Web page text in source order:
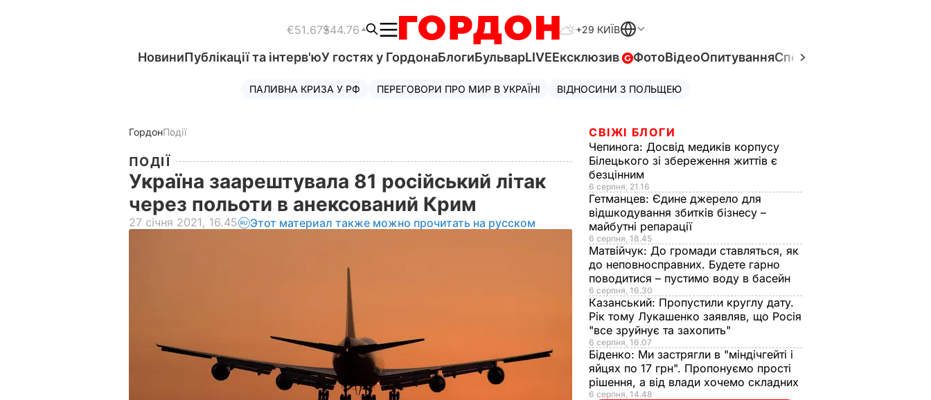
€51.67$44.76 +29 КИЇВ
НовиниПублікації та інтерв'юУ гостях у ГордонаБлогиБульварLIVEЕксклюзив ФотоВідеоОпитуванняСпецпроєкти
ПАЛИВНА КРИЗА У РФ ПЕРЕГОВОРИ ПРО МИР В УКРАЇНІ ВІДНОСИНИ З ПОЛЬЩЕЮ
ГордонПодії
ПОДІЇ
Україна заарештувала 81 російський літак
через польоти в анексований Крим
27 січня 2021, 16.45 Этот материал также можно прочитать на русском
СВІЖІ БЛОГИ
Чепинога: Досвід медиків корпусу
Білецького зі збереження життів є
безцінним
6 серпня, 21.16
Гетманцев: Єдине джерело для
відшкодування збитків бізнесу –
майбутні репарації
6 серпня, 18.45
Матвійчук: До громади ставляться, як
до неповносправних. Будете гарно
поводитися – пустимо воду в басейн
6 серпня, 16.30
Казанський: Пропустили круглу дату.
Рік тому Лукашенко заявляв, що Росія
"все зруйнує та захопить"
6 серпня, 16.07
Біденко: Ми застрягли в "міндічгейті і
яйцях по 17 грн". Пропонуємо прості
рішення, а від влади хочемо складних
6 серпня, 14.48